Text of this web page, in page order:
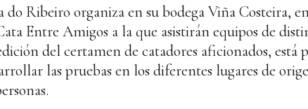
Ribeiro organiza en su bodega Viña Costeira,
Entre Amigos a la que asistirán equipos de
del certamen de catadores aficionados, está
las pruebas en los diferentes lugares de